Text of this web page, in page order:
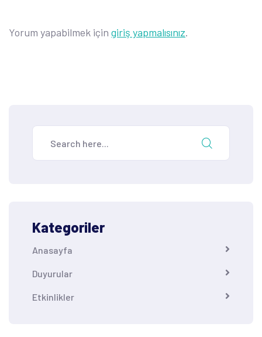
Yorum yapabilmek için giriş yapmalısınız.
Kategoriler
Anasayfa
Duyurular
Etkinlikler